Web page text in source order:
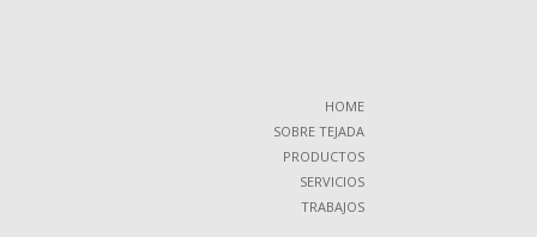
HOME
SOBRE TEJADA
PRODUCTOS
SERVICIOS
TRABAJOS